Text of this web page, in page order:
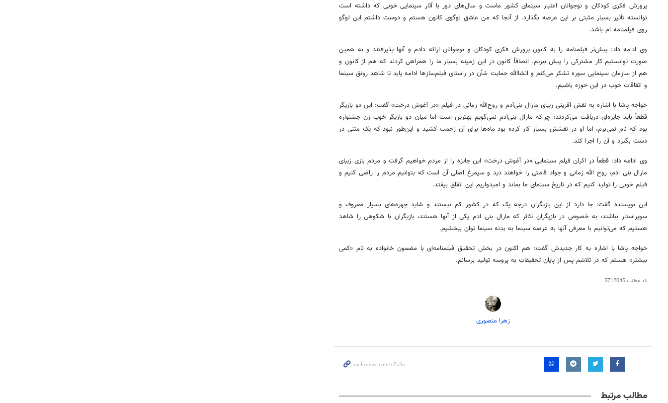
پرورش فکری کودکان و نوجوانان اعتبار سینمای کشور ماست و سال‌های دور با آثار سینمایی خوبی که داشته است
توانسته تأثیر بسیار مثبتی بر این عرصه بگذارد. از آنجا که من عاشق لوگوی کانون هستم و دوست داشتم این لوگو
روی فیلمنامه ام باشد.
وی ادامه داد: پیش‌تر فیلمنامه را به کانون پرورش فکری کودکان و نوجوانان ارائه دادم وآنها پذیرفتند و به همین
صورت توانستیم کار مشترکی را پیش ببریم. انصافاً کانون در این زمینه بسیار ما را همراهی کردند که هم ازکانون و
هم از سازمان سینمایی سوره تشکر می‌کنم و انشاالله حمایت شأن در راستای فیلم‌سازها ادامه یابد تا شاهد رونق سینما
و اتفاقات خوب در این حوزه باشیم.
خواجه پاشا با اشاره به نقش آفرینی زیبای مارال بنی‌آدم و روح‌الله زمانی در فیلم «در آغوش درخت» گفت: این دو بازیگر
قطعاً باید جایزه‌ای دریافت می‌کردند؛ چراکه مارال بنی‌آدم نمی‌گویم بهترین است اما میان دو بازیگر خوب زن جشنواره
بود که نام نمی‌برم، اما او در نقشش بسیار کار کرده بود ماه‌ها برای آن زحمت کشید و این‌طور نبود که یک متنی در
دست بگیرد و آن را اجرا کند.
وی ادامه داد: قطعاً در اکران فیلم سینمایی «در آغوش درخت» این جایزه را از مردم خواهیم گرفت و مردم بازی زیبای
مارال بنی ادم، روح الله زمانی و جواد قامتی را خواهند دید و سیمرغ اصلی آن است که بتوانیم مردم را راضی کنیم و
فیلم خوبی را تولید کنیم که در تاریخ سینمای ما بماند و امیدواریم این اتفاق بیفتد.
این نویسنده گفت: جا دارد از این بازیگران درجه یک که در کشور کم نیستند و شاید چهره‌های بسیار معروف و
سوپراستار نباشند، به خصوص در بازیگرانتئائر که مارال بنی ادمیکی از آنها هستند، بازیگران با شکوهی را شاهد
هستیم که می‌توانیم با معرفی آنها به عرصه سینما به بدنه سینما توان ببخشیم.
خواجه پاشا با اشاره به کار جدیدش گفت: هم اکنون در بخش تحقیق فیلمنامه‌ای با مضمون خانواده به نام «کمی
بیشتر» هستم که در تلاشم پس از پایان تحقیقات به پروسه تولید برسانم.
کد مطلب5712045
زهرا منصوری
مطالب مرتبط